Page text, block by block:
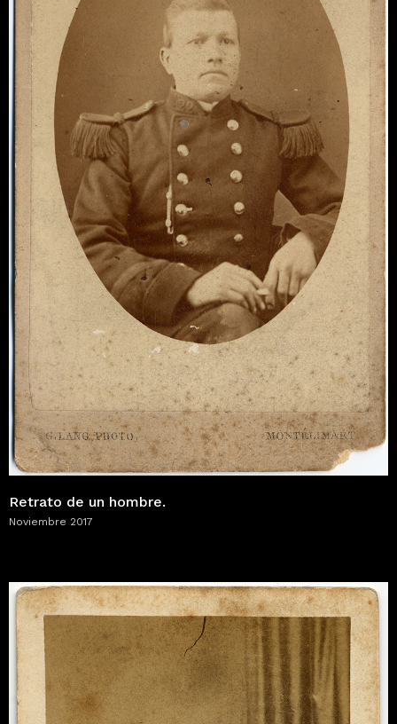
Retrato de un hombre.
Noviembre 2017